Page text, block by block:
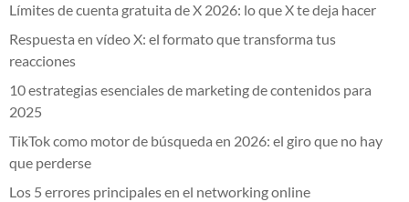
Límites de cuenta gratuita de X 2026: lo que X te deja hacer
Respuesta en vídeo X: el formato que transforma tus
reacciones
10 estrategias esenciales de marketing de contenidos para
2025
TikTok como motor de búsqueda en 2026: el giro que no hay
que perderse
Los 5 errores principales en el networking online